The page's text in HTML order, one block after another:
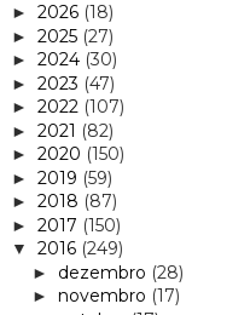
► 2026 (18)
► 2025 (27)
► 2024 (30)
► 2023 (47)
► 2022 (107)
► 2021 (82)
► 2020 (150)
► 2019 (59)
► 2018 (87)
► 2017 (150)
▼ 2016 (249)
► dezembro (28)
► novembro (17)